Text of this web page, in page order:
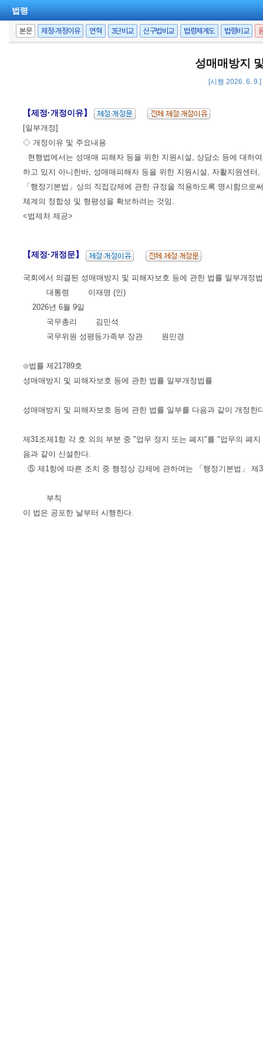
법령
본문 제정·개정이유 연혁 3단비교 신구법비교 법령체계도 법령비교
성매매방지
[시행 2026. 6.
【제정·개정이유】
[일부개정]
◇ 개정이유 및 주요내용
현행법에서는 성매매 피해자 등을 위한 지원시설, 상담소 등에 대하
하고 있지 아니한바, 성매매피해자 등을 위한 지원시설, 자활지원센
「행정기본법」상의 직접강제에 관한 규정을 적용하도록 명시함으
체계의 정합성 및 형평성을 확보하려는 것임.
<법제처 제공>
【제정·개정문】
국회에서 의결된 성매매방지 및 피해자보호 등에 관한 법률 일부개정
대통령 이재명 (인)
2026년 6월 9일
국무총리 김민석
국무위원 성평등가족부 장관 원민경
⊙법률 제21789호
성매매방지 및 피해자보호 등에 관한 법률 일부개정법률
성매매방지 및 피해자보호 등에 관한 법률 일부를 다음과 같이 개정한
제31조제1항 각 호 외의 부분 중 "업무 정지 또는 폐지"를 "업무의 폐
음과 같이 신설한다.
⑤ 제1항에 따른 조치 중 행정상 강제에 관하여는 「행정기본법」 제
부칙
이 법은 공포한 날부터 시행한다.